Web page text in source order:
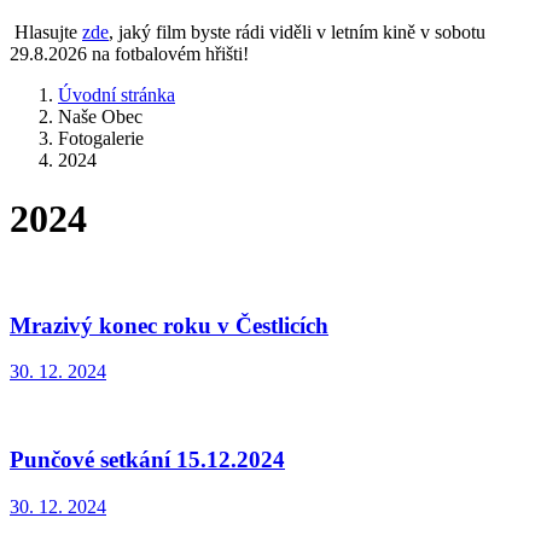
Hlasujte zde, jaký film byste rádi viděli v letním kině v sobotu
29.8.2026 na fotbalovém hřišti!
Úvodní stránka
Naše Obec
Fotogalerie
2024
2024
Mrazivý konec roku v Čestlicích
30. 12. 2024
Punčové setkání 15.12.2024
30. 12. 2024